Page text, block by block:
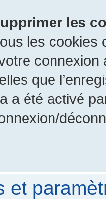
les
les cookies
que
a été activé
et